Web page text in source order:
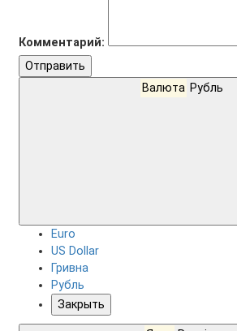
Комментарий:
Отправить
Валюта Рубль
Euro
US Dollar
Гривна
Рубль
Закрыть